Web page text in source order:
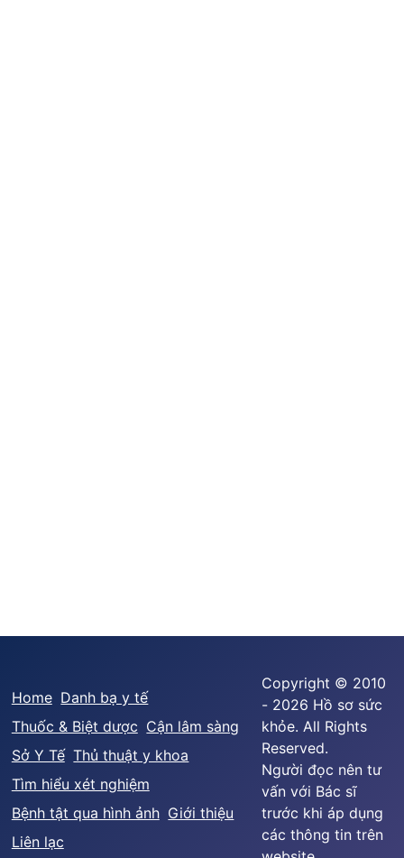
Home Danh bạ y tế
Thuốc & Biệt dược Cận lâm sàng
Sở Y Tế Thủ thuật y khoa
Tìm hiểu xét nghiệm
Bệnh tật qua hình ảnh Giới thiệu
Liên lạc
Copyright © 2010
- 2026 Hồ sơ sức
khỏe. All Rights
Reserved.
Người đọc nên tư
vấn với Bác sĩ
trước khi áp dụng
các thông tin trên